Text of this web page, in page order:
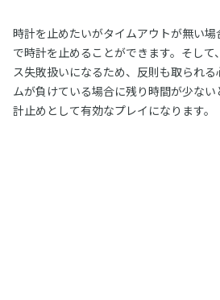
時計を止めたいがタイムアウトが無い
で時計を止めることができます。そし
ス失敗扱いになるため、反則も取られ
ムが負けている場合に残り時間が少な
計止めとして有効なプレイになります。